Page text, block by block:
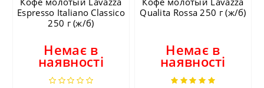
Espresso Italiano Classico
250 г (ж/б)
Немає в
наявності
Qualita Rossa 250 г (ж/б)
Немає в
наявності